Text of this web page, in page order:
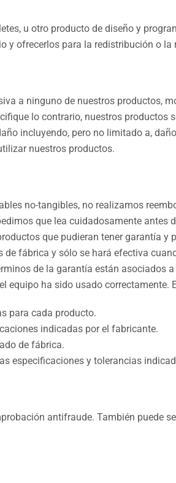
u otro producto de diseño y
y ofrecerlos para la redistribución o la
a ninguno de nuestros productos,
lo contrario, nuestros
incluyendo, pero no limitado a,
nuestros productos.
no-tangibles, no realizamos
que lea cuidadosamente
que pudieran tener garantía
fábrica y sólo se hará efectiva
de la garantía están
equipo ha sido usado correctamente.
para cada producto.
indicadas por el fabricante.
de fábrica.
especificaciones y tolerancias
antifraude. También puede